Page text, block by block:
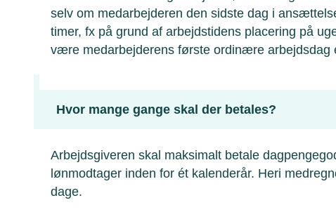
selv om medarbejderen den sidste dag i
timer, fx på grund af arbejdstidens placering på
være medarbejderens første ordinære arbejdsdag
Hvor mange gange skal der betales?
Arbejdsgiveren skal maksimalt betale
lønmodtager inden for ét kalenderår. Heri
dage.